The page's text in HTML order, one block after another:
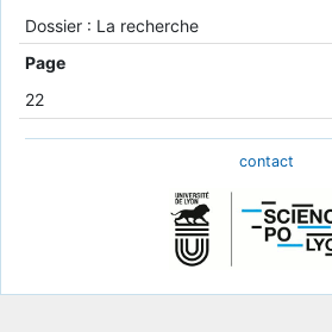
Dossier : La recherche
Page
22
contact